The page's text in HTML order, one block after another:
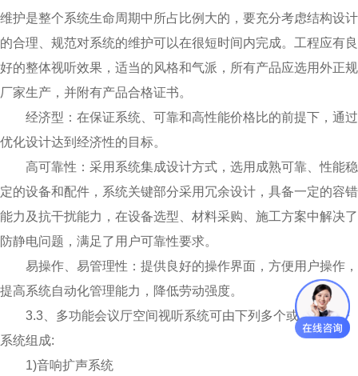
维护是整个系统生命周期中所占比例大的，要充分考虑结构设计
的合理、规范对系统的维护可以在很短时间内完成。工程应有良
好的整体视听效果，适当的风格和气派，所有产品应选用外正规
厂家生产，并附有产品合格证书。
经济型：在保证系统、可靠和高性能价格比的前提下，通过
优化设计达到经济性的目标。
高可靠性：采用系统集成设计方式，选用成熟可靠、性能稳
定的设备和配件，系统关键部分采用冗余设计，具备一定的容错
能力及抗干扰能力，在设备选型、材料采购、施工方案中解决了
防静电问题，满足了用户可靠性要求。
易操作、易管理性：提供良好的操作界面，方便用户操作，
提高系统自动化管理能力，降低劳动强度。
3.3、多功能会议厅空间视听系统可由下列多个或者全部子
系统组成:
1)音响扩声系统